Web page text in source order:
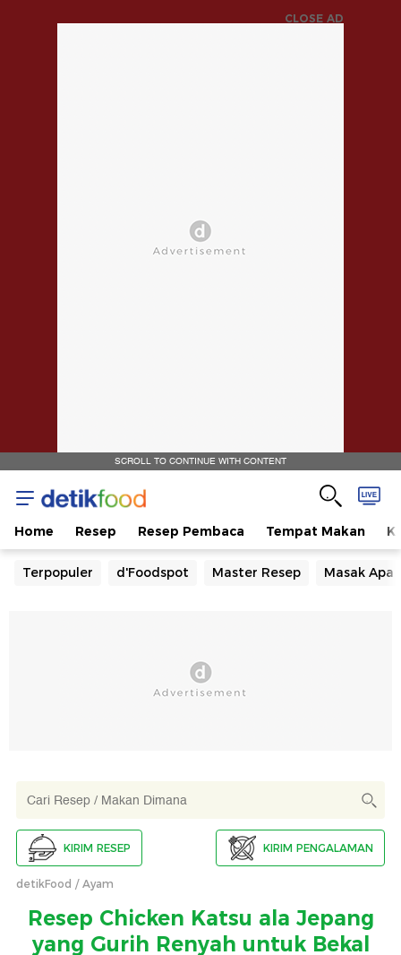
CLOSE AD
SCROLL TO CONTINUE WITH CONTENT
Home Resep Resep Pembaca Tempat Makan
Terpopuler d'Foodspot Master Resep Masak Apa
KIRIM RESEP KIRIM PENGALAMAN
detikFood Ayam
Resep Chicken Katsu ala Jepang
yang Gurih Renyah untuk Bekal